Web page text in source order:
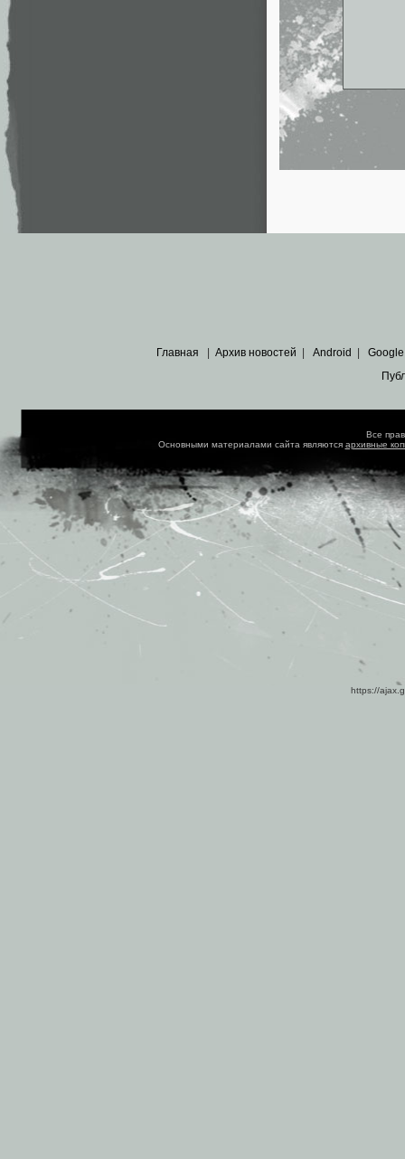
Главная Архив новостей Android Google
Все
Основными материалами сайта являются архивные
https://